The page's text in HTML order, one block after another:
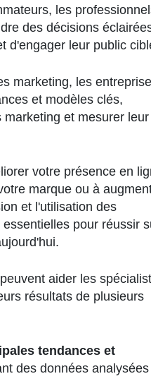
les
des décisions
d'engager leur public
marketing, les
et modèles clés,
et mesurer leur
votre présence en
marque ou à
et l'utilisation des
pour réussir
aider les
résultats de plusieurs
tendances et
des données